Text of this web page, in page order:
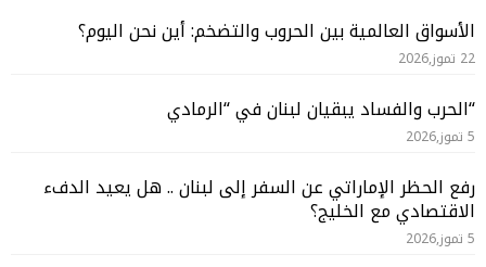
الأسواق العالمية بين الحروب والتضخم: أين نحن اليوم؟
22 تموز,2026
“الحرب والفساد يبقيان لبنان في “الرمادي
5 تموز,2026
رفع الحظر الإماراتي عن السفر إلى لبنان .. هل يعيد الدفء
الاقتصادي مع الخليج؟
5 تموز,2026